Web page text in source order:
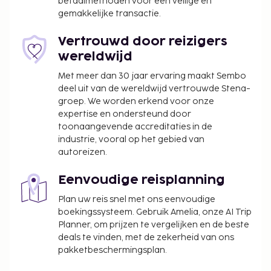
gemakkelijke transactie.
Vertrouwd door reizigers
wereldwijd
Met meer dan 30 jaar ervaring maakt Sembo
deel uit van de wereldwijd vertrouwde Stena-
groep. We worden erkend voor onze
expertise en ondersteund door
toonaangevende accreditaties in de
industrie, vooral op het gebied van
autoreizen.
Eenvoudige reisplanning
Plan uw reis snel met ons eenvoudige
boekingssysteem. Gebruik Amelia, onze AI Trip
Planner, om prijzen te vergelijken en de beste
deals te vinden, met de zekerheid van ons
pakketbeschermingsplan.